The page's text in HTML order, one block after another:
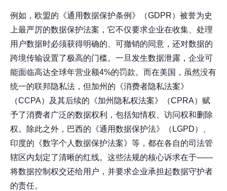
例如，欧盟的《通用数据保护条例》（GDPR）被誉为史
上最严厉的数据保护法案，它不仅要求企业在收集、处理
用户数据时必须获得明确的、可撤销的同意，还对数据的
跨境传输设置了极高的门槛。一旦发生数据泄露，企业可
能面临高达全球年营业额4%的罚款。而在美国，虽然没有
统一的联邦隐私法，但加州的《消费者隐私法案》
（CCPA）及其后续的《加州隐私权法案》（CPRA）赋
予了消费者广泛的数据权利，包括知情权、访问权和删除
权。除此之外，巴西的《通用数据保护法》（LGPD）、
印度的《数字个人数据保护法案》等，都在各自的司法管
辖区内划定了清晰的红线。这些法规的核心诉求在于——
将数据控制权交还给用户，并要求企业承担起数据守护者
的责任。